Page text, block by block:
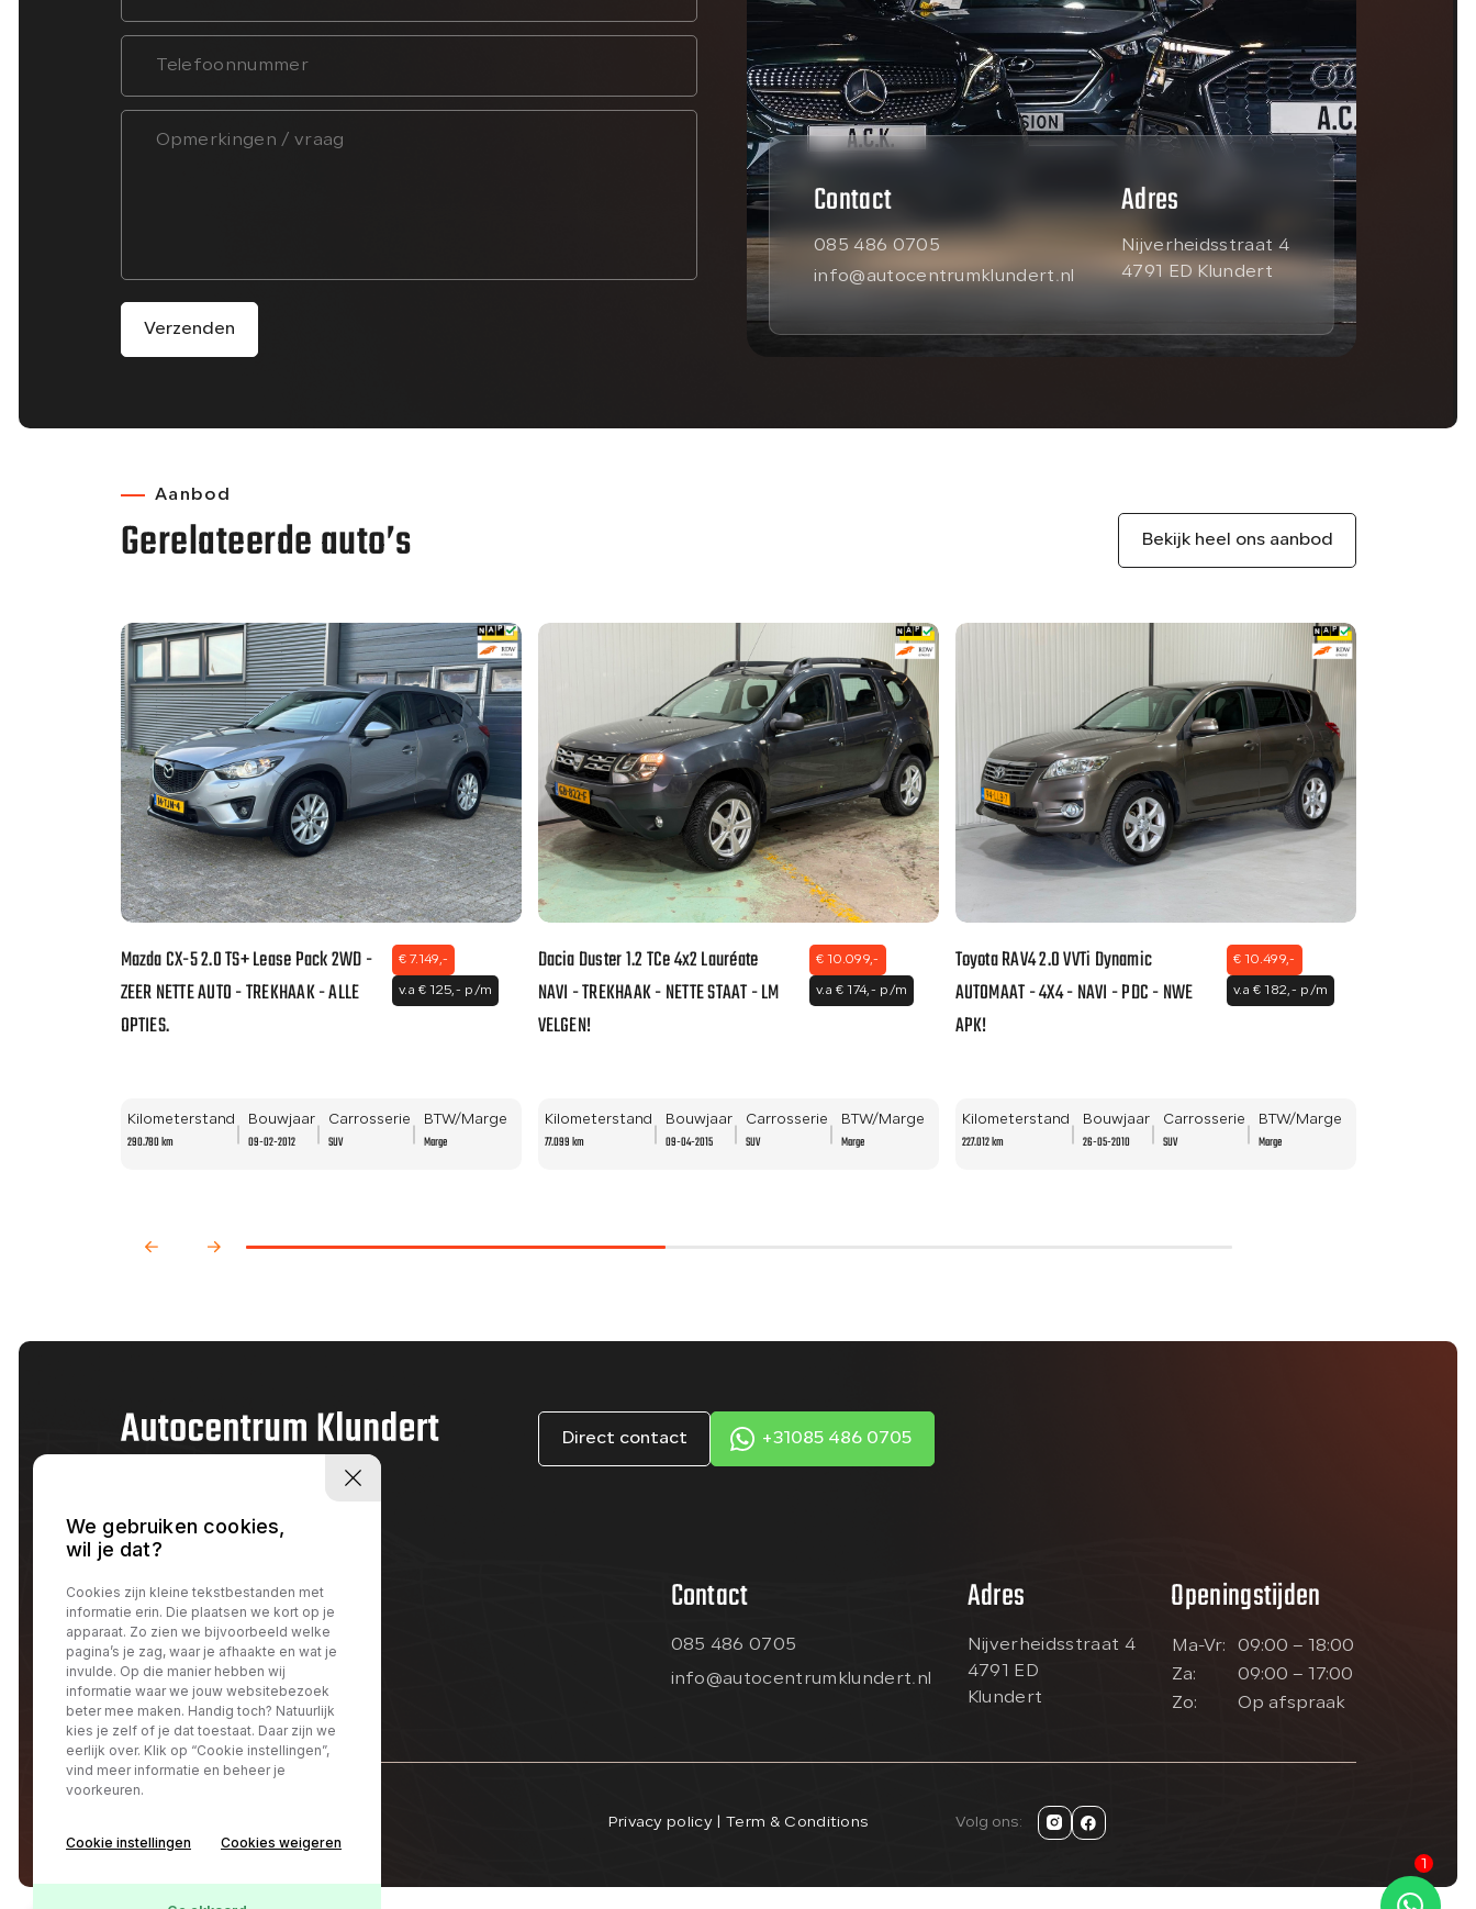
1
Verzenden
Contact
085 486 0705
info@autocentrumklundert.nl
Adres
Nijverheidsstraat 4
4791 ED Klundert
Aanbod
Gerelateerde auto’s Bekijk heel ons aanbod
Mazda CX-5 2.0 TS+ Lease Pack 2WD -
ZEER NETTE AUTO - TREKHAAK - ALLE
OPTIES.
€ 7.149,-
v.a € 125,- p/m
Kilometerstand
290.780 km
Bouwjaar
09-02-2012
Carrosserie
SUV
BTW/Marge
Marge
Dacia Duster 1.2 TCe 4x2 Lauréate
NAVI - TREKHAAK - NETTE STAAT - LM
VELGEN!
€ 10.099,-
v.a € 174,- p/m
Kilometerstand
77.099 km
Bouwjaar
09-04-2015
Carrosserie
SUV
BTW/Marge
Marge
Toyota RAV4 2.0 VVTi Dynamic
AUTOMAAT - 4X4 - NAVI - PDC - NWE
APK!
€ 10.499,-
v.a € 182,- p/m
Kilometerstand
227.012 km
Bouwjaar
26-05-2010
Carrosserie
SUV
BTW/Marge
Marge
Direct contact +31085 486 0705
Contact
085 486 0705
info@autocentrumklundert.nl
Adres
Nijverheidsstraat 4
4791 ED
Klundert
Openingstijden
Ma-Vr:
09:00 – 18:00
Za:
09:00 – 17:00
Zo:
Op afspraak
Privacy policy | Term & Conditions Volg ons:
We gebruiken cookies,
wil je dat?
Cookies zijn kleine tekstbestanden met
informatie erin. Die plaatsen we kort op je
apparaat. Zo zien we bijvoorbeeld welke
pagina’s je zag, waar je afhaakte en wat je
invulde. Op die manier hebben wij
informatie waar we jouw websitebezoek
beter mee maken. Handig toch? Natuurlijk
kies je zelf of je dat toestaat. Daar zijn we
eerlijk over. Klik op “Cookie instellingen”,
vind meer informatie en beheer je
voorkeuren.
Cookie instellingen Cookies weigeren